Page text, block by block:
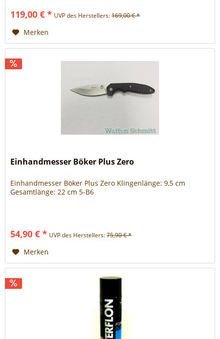
119,00 € * UVP des Herstellers:169,00 € *
Merken
Einhandmesser Böker Plus Zero
Einhandmesser Böker Plus Zero Klingenlänge: 9,5 cm
Gesamtlänge: 22 cm 5-B6
54,90 € * UVP des Herstellers:75,90 € *
Merken